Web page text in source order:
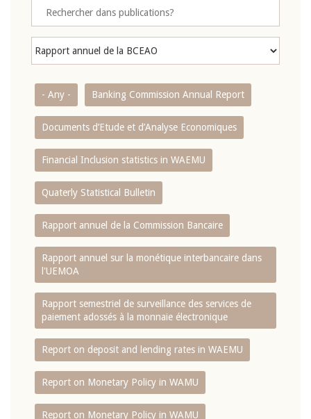
- Any - Banking Commission Annual Report
Documents d’Etude et d’Analyse Economiques
Financial Inclusion statistics in WAEMU
Quaterly Statistical Bulletin
Rapport annuel de la Commission Bancaire
Rapport annuel sur la monétique interbancaire dans
l'UEMOA
Rapport semestriel de surveillance des services de
paiement adossés à la monnaie électronique
Report on deposit and lending rates in WAEMU
Report on Monetary Policy in WAMU
Report on Monetary Policy in WAMU